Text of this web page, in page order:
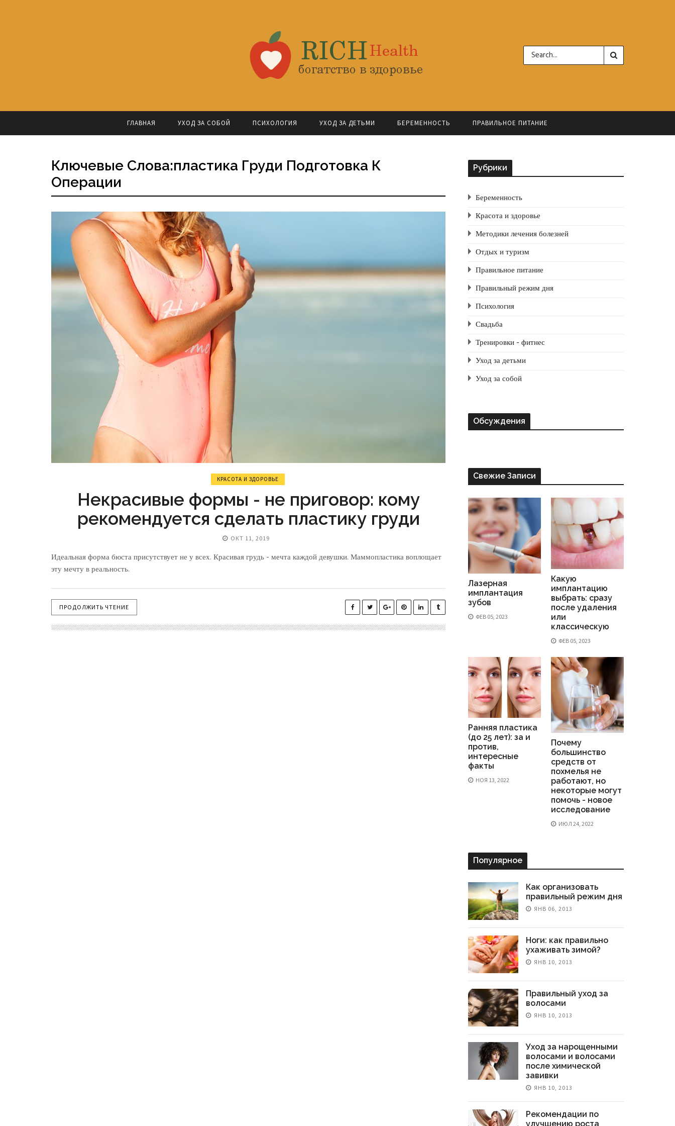
ГЛАВНАЯ УХОД ЗА СОБОЙ ПСИХОЛОГИЯ УХОД ЗА ДЕТЬМИ БЕРЕМЕННОСТЬ ПРАВИЛЬНОЕ ПИТАНИЕ
Ключевые Слова:пластика Груди Подготовка К
Операции
КРАСОТА И ЗДОРОВЬЕ
Некрасивые формы - не приговор: кому
рекомендуется сделать пластику груди
ОКТ 11, 2019
Идеальная форма бюста присутствует не у всех. Красивая грудь - мечта каждой девушки. Маммопластика воплощает
эту мечту в реальность.
ПРОДОЛЖИТЬ ЧТЕНИЕ
Рубрики
Беременность
Красота и здоровье
Методики лечения болезней
Отдых и туризм
Правильное питание
Правильный режим дня
Психология
Свадьба
Тренировки - фитнес
Уход за детьми
Уход за собой
Обсуждения
Свежие Записи
Лазерная
имплантация
зубов
ФЕВ 05, 2023
Какую
имплантацию
выбрать: сразу
после удаления
или
классическую
ФЕВ 05, 2023
Ранняя пластика
(до 25 лет): за и
против,
интересные
факты
НОЯ 13, 2022
Почему
большинство
средств от
похмелья не
работают, но
некоторые могут
помочь - новое
исследование
ИЮЛ 24, 2022
Популярное
Как организовать
правильный режим дня
ЯНВ 06, 2013
Ноги: как правильно
ухаживать зимой?
ЯНВ 10, 2013
Правильный уход за
волосами
ЯНВ 10, 2013
Уход за нарощенными
волосами и волосами
после химической
завивки
ЯНВ 10, 2013
Рекомендации по
улучшению роста